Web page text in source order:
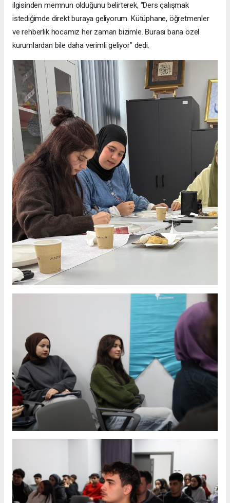
ilgisinden memnun olduğunu belirterek, “Ders çalışmak
istediğimde direkt buraya geliyorum. Kütüphane, öğretmenler
ve rehberlik hocamız her zaman bizimle. Burası bana özel
kurumlardan bile daha verimli geliyor” dedi.